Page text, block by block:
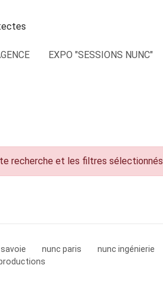
EXPO "SESSIONS NUNC"
recherche et les filtres sélectionnés
nunc paris
nunc ingénierie